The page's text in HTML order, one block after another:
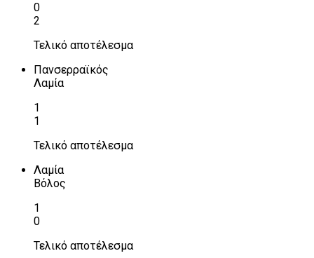
0
2
Τελικό αποτέλεσμα
Πανσερραϊκός
Λαμία
1
1
Τελικό αποτέλεσμα
Λαμία
Βόλος
1
0
Τελικό αποτέλεσμα